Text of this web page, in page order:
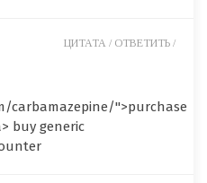
carbamazepine/">purchase
buy generic
ЦИТАТА / ОТВЕТИТЬ /